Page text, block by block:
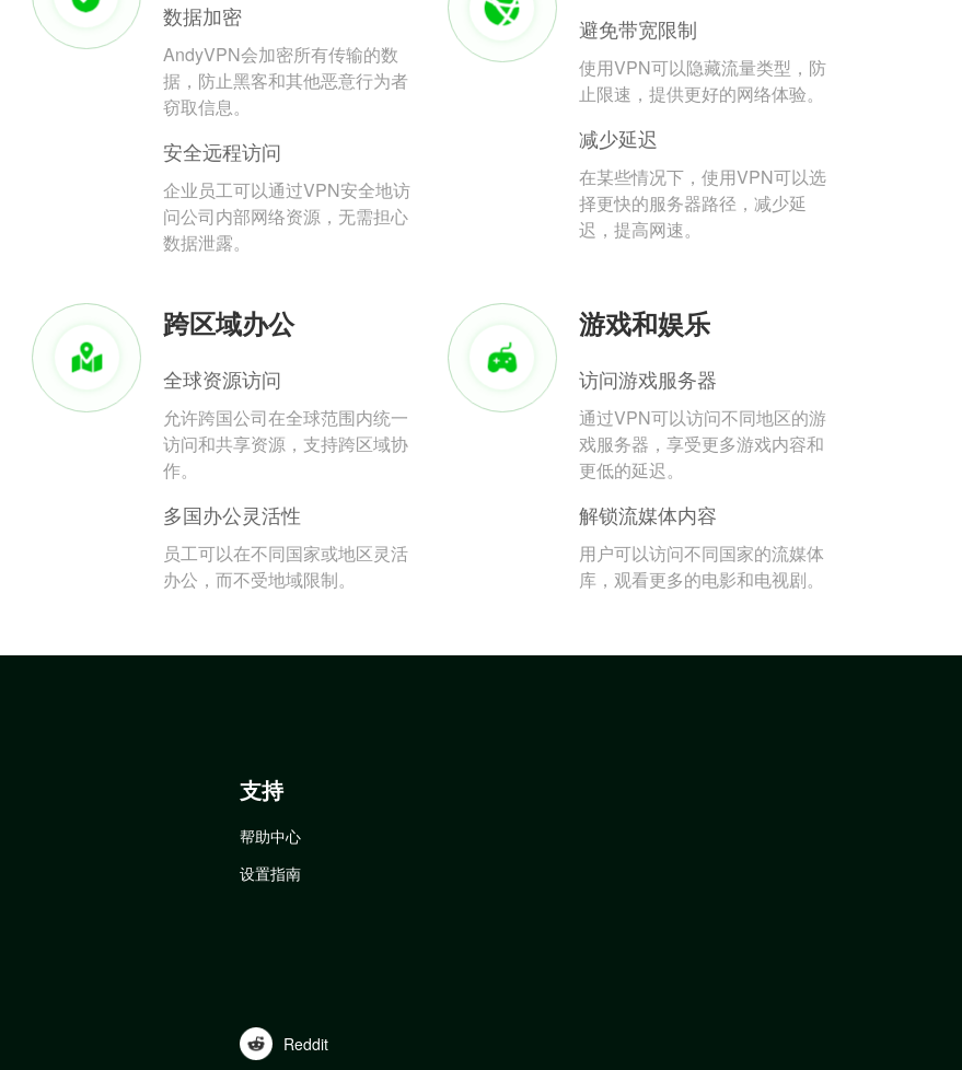
数据加密
AndyVPN会加密所有传输的数
据，防止黑客和其他恶意行为者
窃取信息。
安全远程访问
企业员工可以通过VPN安全地访
问公司内部网络资源，无需担心
数据泄露。
避免带宽限制
使用VPN可以隐藏流量类型，防
止限速，提供更好的网络体验。
减少延迟
在某些情况下，使用VPN可以选
择更快的服务器路径，减少延
迟，提高网速。
跨区域办公
全球资源访问
允许跨国公司在全球范围内统一
访问和共享资源，支持跨区域协
作。
多国办公灵活性
员工可以在不同国家或地区灵活
办公，而不受地域限制。
游戏和娱乐
访问游戏服务器
通过VPN可以访问不同地区的游
戏服务器，享受更多游戏内容和
更低的延迟。
解锁流媒体内容
用户可以访问不同国家的流媒体
库，观看更多的电影和电视剧。
支持
帮助中心
设置指南
Reddit